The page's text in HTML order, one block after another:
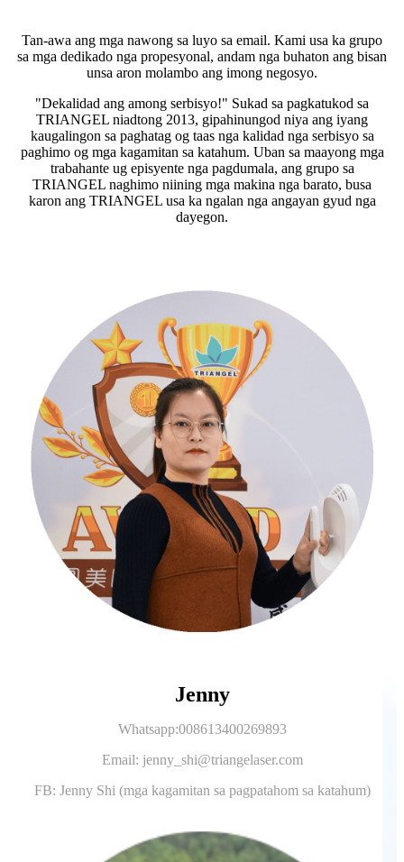
Tan-awa ang mga nawong sa luyo sa email. Kami usa ka grupo
sa mga dedikado nga propesyonal, andam nga buhaton ang bisan
unsa aron molambo ang imong negosyo.
"Dekalidad ang among serbisyo!" Sukad sa pagkatukod sa
TRIANGEL niadtong 2013, gipahinungod niya ang iyang
kaugalingon sa paghatag og taas nga kalidad nga serbisyo sa
paghimo og mga kagamitan sa katahum. Uban sa maayong mga
trabahante ug episyente nga pagdumala, ang grupo sa
TRIANGEL naghimo niining mga makina nga barato, busa
karon ang TRIANGEL usa ka ngalan nga angayan gyud nga
dayegon.
Jenny
Whatsapp:008613400269893
Email: jenny_shi@triangelaser.com
FB: Jenny Shi (mga kagamitan sa pagpatahom sa katahum)